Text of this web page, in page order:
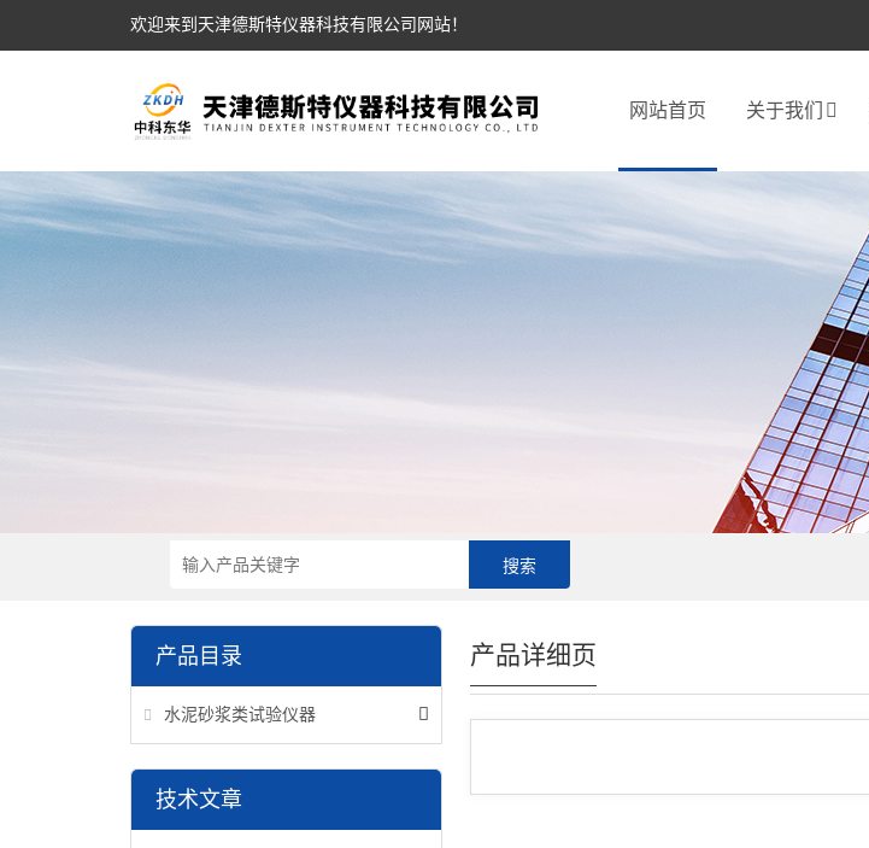
欢迎来到天津德斯特仪器科技有限公司网站！
网站首页 关于我们
产品目录
水泥砂浆类试验仪器
技术文章
产品详细页